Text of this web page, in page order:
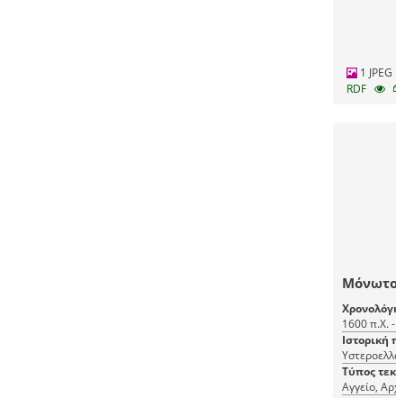
1 JPEG
RDF
1600 π.Χ.
Ιστορική
Τύπος
Αγγείο,